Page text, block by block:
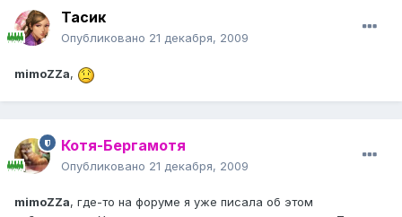
Тасик
Опубликовано 21 декабря, 2009
mimoZZa,
Котя-Бергамотя
Опубликовано 21 декабря, 2009
mimoZZa, где-то на форуме я уже писала об этом